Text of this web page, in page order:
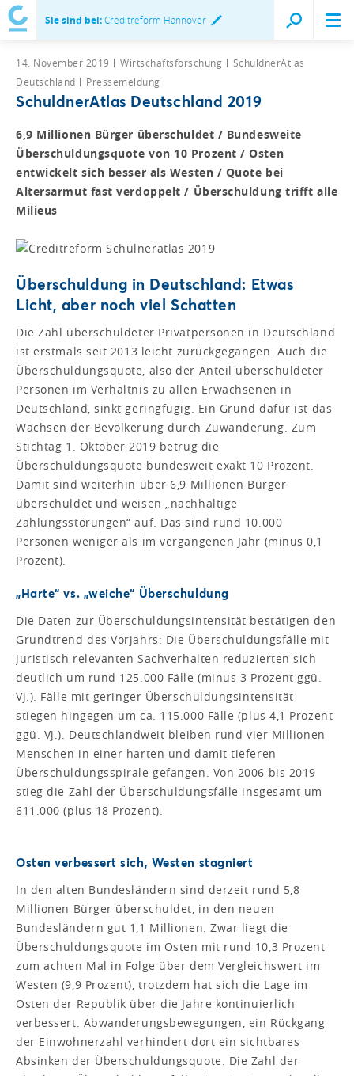
Sie sind bei:Creditreform Hannover
14. November 2019 Wirtschaftsforschung
SchuldnerAtlas
Deutschland
Pressemeldung
SchuldnerAtlas Deutschland 2019
6,9 Millionen Bürger überschuldet / Bundesweite
Überschuldungsquote von 10 Prozent / Osten
entwickelt sich besser als Westen / Quote bei
Altersarmut fast verdoppelt / Überschuldung trifft alle
Milieus
Überschuldung in Deutschland: Etwas
Licht, aber noch viel Schatten
Die Zahl überschuldeter Privatpersonen in Deutschland
ist erstmals seit 2013 leicht zurückgegangen. Auch die
Überschuldungsquote, also der Anteil überschuldeter
Personen im Verhältnis zu allen Erwachsenen in
Deutschland, sinkt geringfügig. Ein Grund dafür ist das
Wachsen der Bevölkerung durch Zuwanderung. Zum
Stichtag 1. Oktober 2019 betrug die
Überschuldungsquote bundesweit exakt 10 Prozent.
Damit sind weiterhin über 6,9 Millionen Bürger
überschuldet und weisen „nachhaltige
Zahlungsstörungen“ auf. Das sind rund 10.000
Personen weniger als im vergangenen Jahr (minus 0,1
Prozent).
„Harte“ vs. „weiche“ Überschuldung
Die Daten zur Überschuldungsintensität bestätigen den
Grundtrend des Vorjahrs: Die Überschuldungsfälle mit
juristisch relevanten Sachverhalten reduzierten sich
deutlich um rund 125.000 Fälle (minus 3 Prozent ggü.
Vj.). Fälle mit geringer Überschuldungsintensität
stiegen hingegen um ca. 115.000 Fälle (plus 4,1 Prozent
ggü. Vj.). Deutschlandweit bleiben rund vier Millionen
Menschen in einer harten und damit tieferen
Überschuldungsspirale gefangen. Von 2006 bis 2019
stieg die Zahl der Überschuldungsfälle insgesamt um
611.000 (plus 18 Prozent).
Osten verbessert sich, Westen stagniert
In den alten Bundesländern sind derzeit rund 5,8
Millionen Bürger überschuldet, in den neuen
Bundesländern gut 1,1 Millionen. Zwar liegt die
Überschuldungsquote im Osten mit rund 10,3 Prozent
zum achten Mal in Folge über dem Vergleichswert im
Westen (9,9 Prozent), trotzdem hat sich die Lage im
Osten der Republik über die Jahre kontinuierlich
verbessert. Abwanderungsbewegungen, ein Rückgang
der Einwohnerzahl verhindert dort ein sichtbares
Absinken der Überschuldungsquote. Die Zahl der